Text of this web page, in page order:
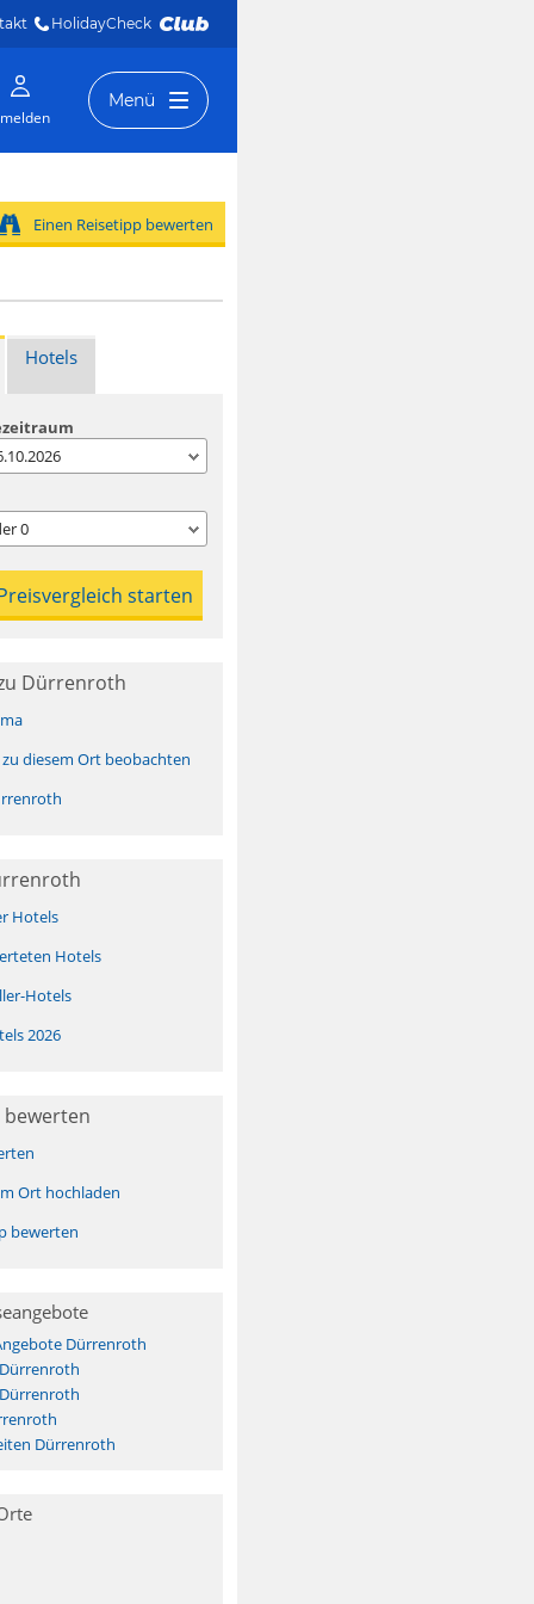
HolidayCheck
Menü
Einen Reisetipp bewerten
Hotels
0
Dürrenroth
diesem Ort beobachten
Hotels
Hotels
Hotels
2026
Ort hochladen
bewerten
Dürrenroth
Dürrenroth